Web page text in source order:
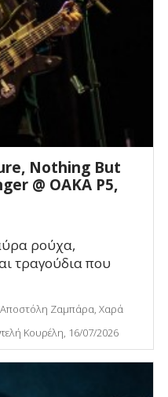
Nothing But
@ ΟΑΚΑ P5,
ρούχα,
τραγούδια που
Ζαμπάρα, Χαρά
Κουρέλη, 16/07/2026